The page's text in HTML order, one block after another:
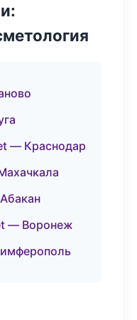
— Краснодар
— Воронеж